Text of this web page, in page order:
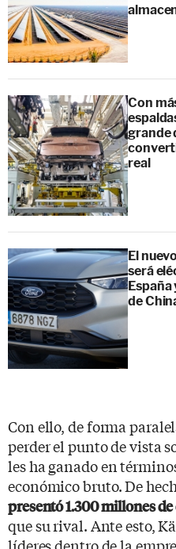
Con
grande
real
El
será
España
de
Con ello, de forma
perder el punto de vista
les ha ganado en
económico bruto. De
presentó 1.300 millones
que su rival. Ante esto,